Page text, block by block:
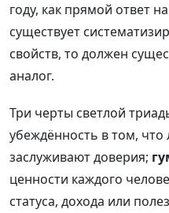
году, как прямой ответ
существует
свойств, то должен
аналог.
Три черты светлой
убеждённость в том,
заслуживают доверия;
ценности каждого
статуса, дохода или